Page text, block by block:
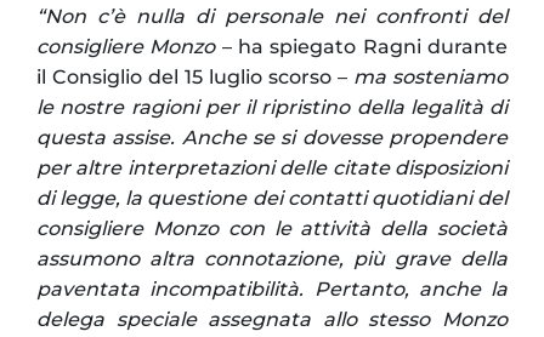
“Non c’è nulla di personale nei confronti del
consigliere Monzo– ha spiegato Ragni durante
il Consiglio del 15 luglio scorso – ma sosteniamo
le nostre ragioni per il ripristino della legalità di
questa assise. Anche se si dovesse propendere
per altre interpretazioni delle citate disposizioni
di legge, la questione dei contatti quotidiani del
consigliere Monzo con le attività della società
assumono altra connotazione, più grave della
paventata incompatibilità. Pertanto, anche la
delega speciale assegnata allo stesso Monzo